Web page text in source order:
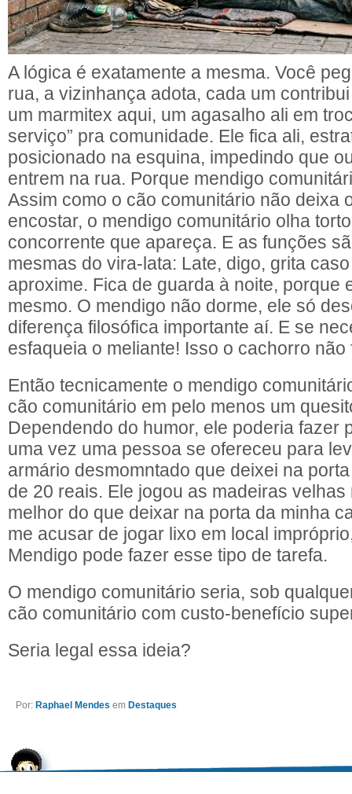
A lógica é exatamente a mesma. Você
rua, a vizinhança adota, cada um
um marmitex aqui, um agasalho ali em
serviço” pra comunidade. Ele fica ali,
posicionado na esquina, impedindo que
entrem na rua. Porque mendigo
Assim como o cão comunitário não deixa
encostar, o mendigo comunitário olha
concorrente que apareça. E as funções
mesmas do vira-lata: Late, digo, grita
aproxime. Fica de guarda à noite, porque
mesmo. O mendigo não dorme, ele só
diferença filosófica importante aí. E se
esfaqueia o meliante! Isso o cachorro não
Então tecnicamente o mendigo
cão comunitário em pelo menos um
Dependendo do humor, ele poderia fazer
uma vez uma pessoa se ofereceu para
armário desmomntado que deixei na
de 20 reais. Ele jogou as madeiras
melhor do que deixar na porta da minha
me acusar de jogar lixo em local
Mendigo pode fazer esse tipo de tarefa.
O mendigo comunitário seria, sob
cão comunitário com custo-benefício
Seria legal essa ideia?
Por: Raphael Mendes em Destaques